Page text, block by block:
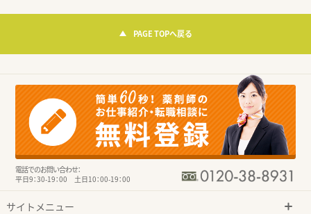
PAGE TOPへ戻る
電話でのお問い合わせ：
平日9：30-19：00 土日10：00-19：00
サイトメニュー